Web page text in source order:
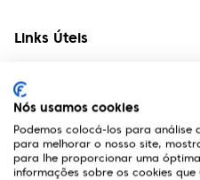
Links Úteis
Contactos
Edifício Premium
R. Miguel Serrano, nº 9 - 3º
1495-173 Algés
Nós usamos cookies
Podemos colocá-los para análise
para melhorar o nosso site,
para lhe proporcionar uma
informações sobre os cookies